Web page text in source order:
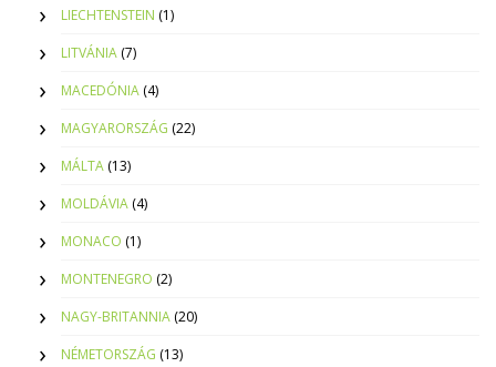
LIECHTENSTEIN (1)
LITVÁNIA (7)
MACEDÓNIA (4)
MAGYARORSZÁG (22)
MÁLTA (13)
MOLDÁVIA (4)
MONACO (1)
MONTENEGRO (2)
NAGY-BRITANNIA (20)
NÉMETORSZÁG (13)